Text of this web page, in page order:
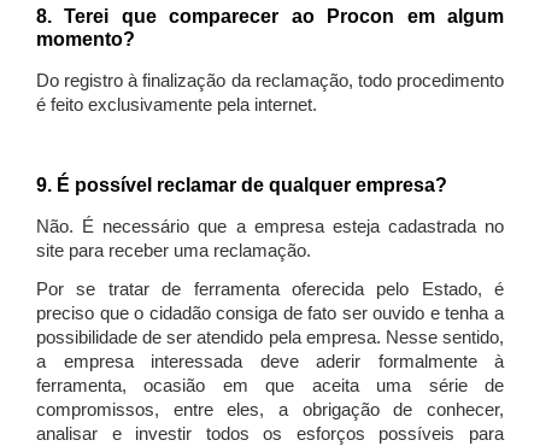
8. Terei que comparecer ao Procon em algum
momento?
Do registro à finalização da reclamação, todo procedimento
é feito exclusivamente pela internet.
9. É possível reclamar de qualquer empresa?
Não. É necessário que a empresa esteja cadastrada no
site para receber uma reclamação.
Por se tratar de ferramenta oferecida pelo Estado, é
preciso que o cidadão consiga de fato ser ouvido e tenha a
possibilidade de ser atendido pela empresa. Nesse sentido,
a empresa interessada deve aderir formalmente à
ferramenta, ocasião em que aceita uma série de
compromissos, entre eles, a obrigação de conhecer,
analisar e investir todos os esforços possíveis para